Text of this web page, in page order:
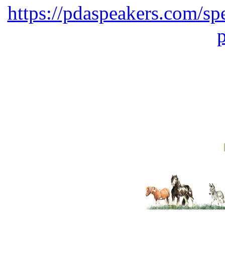
https://pdaspeakers.com/